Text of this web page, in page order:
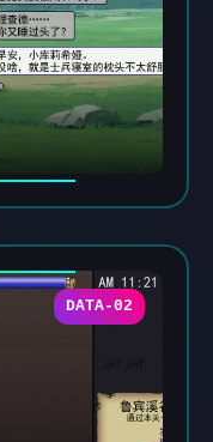
DATA-02